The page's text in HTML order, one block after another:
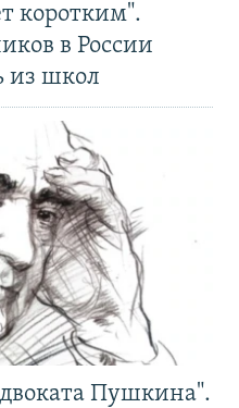
коротким".
в России
из школ
Пушкина".